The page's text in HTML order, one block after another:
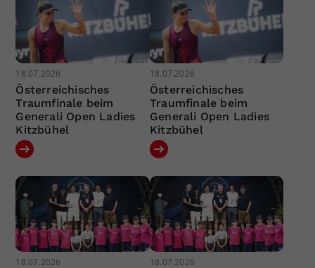
18.07.2026
Österreichisches
Traumfinale beim
Generali Open Ladies
Kitzbühel
18.07.2026
Österreichisches
Traumfinale beim
Generali Open Ladies
Kitzbühel
18.07.2026 18.07.2026